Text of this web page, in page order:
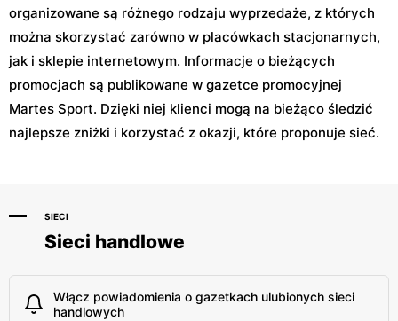
organizowane są różnego rodzaju wyprzedaże, z których
można skorzystać zarówno w placówkach stacjonarnych,
jak i sklepie internetowym. Informacje o bieżących
promocjach są publikowane w gazetce promocyjnej
Martes Sport. Dzięki niej klienci mogą na bieżąco śledzić
najlepsze zniżki i korzystać z okazji, które proponuje sieć.
SIECI
Sieci handlowe
Włącz powiadomienia o gazetkach ulubionych sieci
handlowych